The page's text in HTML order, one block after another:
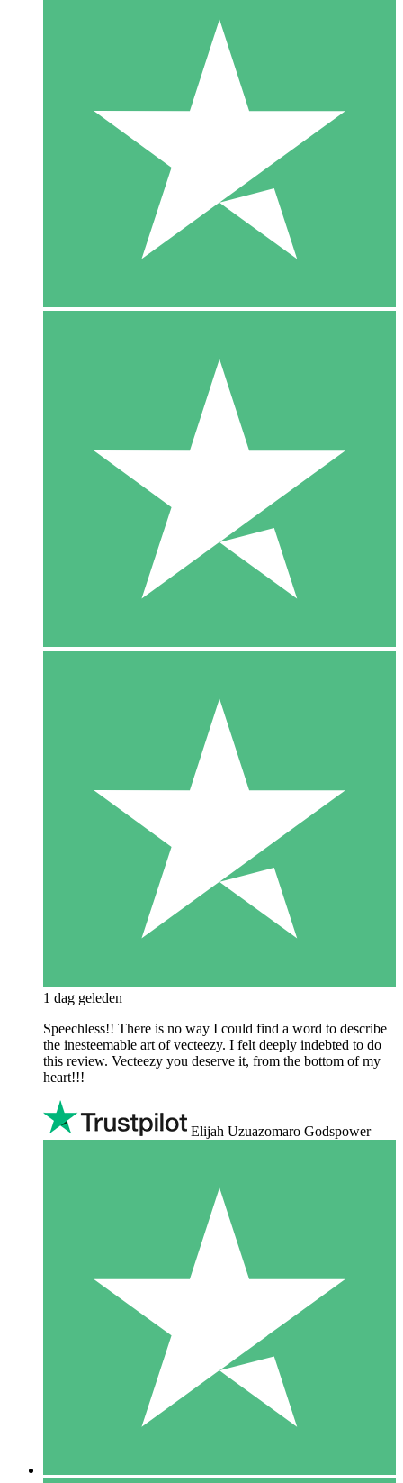
1 dag geleden
Speechless!! There is no way I could find a word to describe
the inesteemable art of vecteezy. I felt deeply indebted to do
this review. Vecteezy you deserve it, from the bottom of my
heart!!!
Elijah Uzuazomaro Godspower